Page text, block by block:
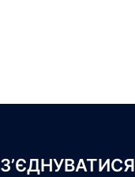
З’ЄДНУВАТИСЯ